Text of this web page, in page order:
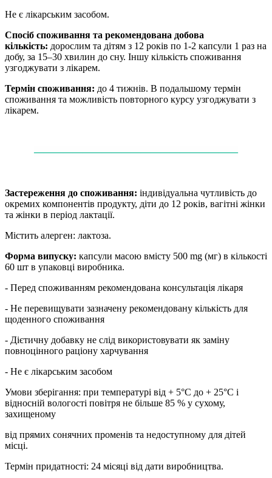
Не є лікарським засобом.
Спосіб споживання та рекомендована добова
кількість: дорослим та дітям з 12 років по 1-2 капсули 1 раз на
добу, за 15–30 хвилин до сну. Іншу кількість споживання
узгоджувати з лікарем.
Термін споживання: до 4 тижнів. В подальшому термін
споживання та можливість повторного курсу узгоджувати з
лікарем.
—————————————————————
Застереження до споживання: індивідуальна чутливість до
окремих компонентів продукту, діти до 12 років, вагітні жінки
та жінки в період лактації.
Містить алерген: лактоза.
Форма випуску: капсули масою вмісту 500 mg (мг) в кількості
60 шт в упаковці виробника.
- Перед споживанням рекомендована консультація лікаря
- Не перевищувати зазначену рекомендовану кількість для
щоденного споживання
- Дієтичну добавку не слід використовувати як заміну
повноцінного раціону харчування
- Не є лікарським засобом
Умови зберігання: при температурі від + 5°С до + 25°С і
відносній вологості повітря не більше 85 % у сухому,
захищеному
від прямих сонячних променів та недоступному для дітей
місці.
Термін придатності: 24 місяці від дати виробництва.